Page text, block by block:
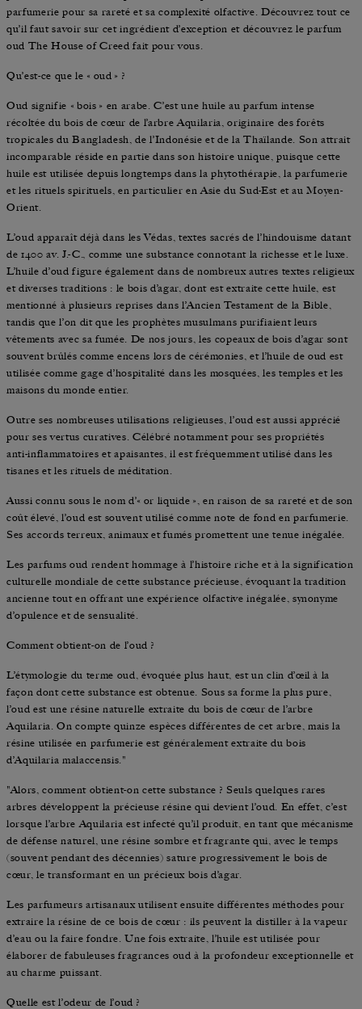
parfumerie pour sa rareté et sa complexité olfactive. Découvrez tout ce
qu’il faut savoir sur cet ingrédient d’exception et découvrez le parfum
oud The House of Creed fait pour vous.
Qu’est‑ce que le « oud » ?
Oud signifie « bois » en arabe. C’est une huile au parfum intense
récoltée du bois de cœur de l’arbre Aquilaria, originaire des forêts
tropicales du Bangladesh, de l’Indonésie et de la Thaïlande. Son attrait
incomparable réside en partie dans son histoire unique, puisque cette
huile est utilisée depuis longtemps dans la phytothérapie, la parfumerie
et les rituels spirituels, en particulier en Asie du Sud-Est et au Moyen-
Orient.
L’oud apparaît déjà dans les Védas, textes sacrés de l’hindouisme datant
de 1400 av. J.-C., comme une substance connotant la richesse et le luxe.
L’huile d’oud figure également dans de nombreux autres textes religieux
et diverses traditions : le bois d’agar, dont est extraite cette huile, est
mentionné à plusieurs reprises dans l’Ancien Testament de la Bible,
tandis que l’on dit que les prophètes musulmans purifiaient leurs
vêtements avec sa fumée. De nos jours, les copeaux de bois d’agar sont
souvent brûlés comme encens lors de cérémonies, et l’huile de oud est
utilisée comme gage d’hospitalité dans les mosquées, les temples et les
maisons du monde entier.
Outre ses nombreuses utilisations religieuses, l’oud est aussi apprécié
pour ses vertus curatives. Célébré notamment pour ses propriétés
anti‑inflammatoires et apaisantes, il est fréquemment utilisé dans les
tisanes et les rituels de méditation.
Aussi connu sous le nom d’« or liquide », en raison de sa rareté et de son
coût élevé, l’oud est souvent utilisé comme note de fond en parfumerie.
Ses accords terreux, animaux et fumés promettent une tenue inégalée.
Les parfums oud rendent hommage à l’histoire riche et à la signification
culturelle mondiale de cette substance précieuse, évoquant la tradition
ancienne tout en offrant une expérience olfactive inégalée, synonyme
d’opulence et de sensualité.
Comment obtient‑on de l’oud ?
L’étymologie du terme oud, évoquée plus haut, est un clin d’œil à la
façon dont cette substance est obtenue. Sous sa forme la plus pure,
l’oud est une résine naturelle extraite du bois de cœur de l’arbre
Aquilaria. On compte quinze espèces différentes de cet arbre, mais la
résine utilisée en parfumerie est généralement extraite du bois
d’Aquilaria malaccensis."
"Alors, comment obtient‑on cette substance ? Seuls quelques rares
arbres développent la précieuse résine qui devient l’oud. En effet, c’est
lorsque l’arbre Aquilaria est infecté qu’il produit, en tant que mécanisme
de défense naturel, une résine sombre et fragrante qui, avec le temps
(souvent pendant des décennies) sature progressivement le bois de
cœur, le transformant en un précieux bois d’agar.
Les parfumeurs artisanaux utilisent ensuite différentes méthodes pour
extraire la résine de ce bois de cœur : ils peuvent la distiller à la vapeur
d’eau ou la faire fondre. Une fois extraite, l’huile est utilisée pour
élaborer de fabuleuses fragrances oud à la profondeur exceptionnelle et
au charme puissant.
Quelle est l’odeur de l’oud ?